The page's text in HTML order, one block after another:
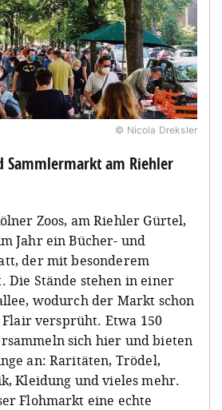
© Nicola Dreksler
Sammlermarkt am Riehler
Zoos, am Riehler Gürtel,
Jahr ein Bücher- und
der mit besonderem
Die Stände stehen in einer
wodurch der Markt schon
versprüht. Etwa 150
sich hier und bieten
an: Raritäten, Trödel,
Kleidung und vieles mehr.
Flohmarkt eine echte